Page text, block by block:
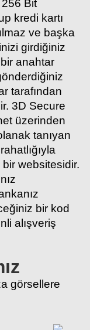
Bit
kredi kartı
ve başka
girdiğiniz
bir anahtar
tarafından
3D Secure
üzerinden
tanıyan
websitesidir.
bir kod
alışveriş
görsellere